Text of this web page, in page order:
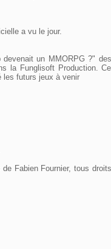
a vu le jour.
un MMORPG ?" des
la Funglisoft Production. Ce
les futurs jeux à venir
Fabien Fournier, tous droits